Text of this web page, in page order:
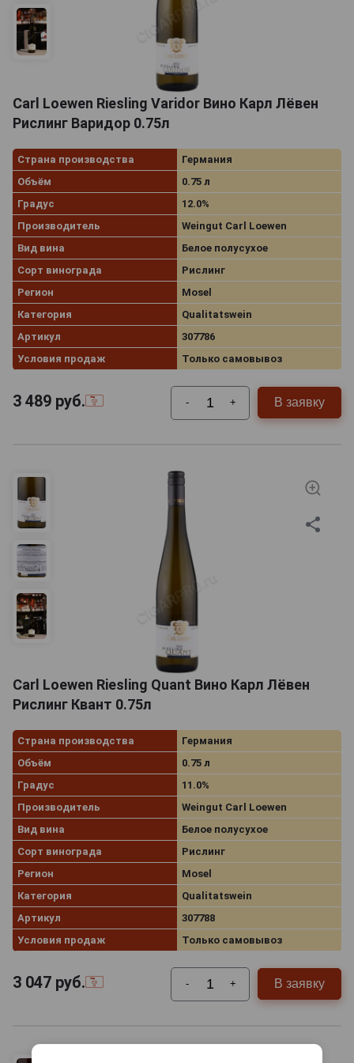
Carl Loewen Riesling Varidor Вино Карл Лёвен
Рислинг Варидор 0.75л
Страна производства
Германия
Объём
0.75 л
Градус
12.0%
Производитель
Weingut Carl Loewen
Вид вина
Белое полусухое
Сорт винограда
Рислинг
Регион
Mosel
Категория
Qualitatswein
Артикул
307786
Условия продаж
Только самовывоз
3 489 руб. - + В заявку
Carl Loewen Riesling Quant Вино Карл Лёвен
Рислинг Квант 0.75л
Страна производства
Германия
Объём
0.75 л
Градус
11.0%
Производитель
Weingut Carl Loewen
Вид вина
Белое полусухое
Сорт винограда
Рислинг
Регион
Mosel
Категория
Qualitatswein
Артикул
307788
Условия продаж
Только самовывоз
3 047 руб. - + В заявку